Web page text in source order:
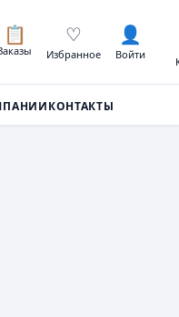
📋 ♡
Избранное
👤
Войти
КОНТАКТЫ